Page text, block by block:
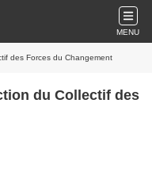
MENU
des Forces du Changement
du Collectif des